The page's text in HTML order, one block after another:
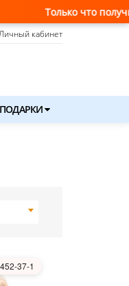
свежую поставку
кабинет
ПОДАРКИ
37-1